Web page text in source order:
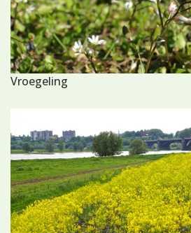
Vroegeling